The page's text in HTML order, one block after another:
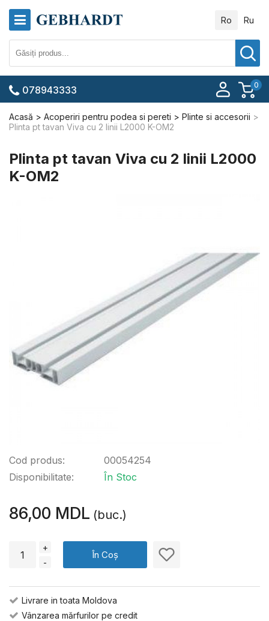
Ro Ru
0
078943333
Acasă Acoperiri pentru podea si pereti
Plinte si accesorii
Plinta pt tavan Viva cu 2 linii L2000 K-OM2
Plinta pt tavan Viva cu 2 linii L2000
K-OM2
Cod produs:
Disponibilitate:
00054254
În Stoc
86,00 MDL (buc.)
+
-
În Coș
Livrare in toata Moldova
Vânzarea mărfurilor pe credit